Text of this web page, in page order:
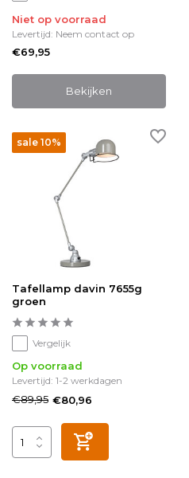
Niet op voorraad
Levertijd: Neem contact op
€69,95
Bekijken
sale 10%
Tafellamp davin 7655g
groen
Vergelijk
Op voorraad
Levertijd: 1-2 werkdagen
€89,95 €80,96